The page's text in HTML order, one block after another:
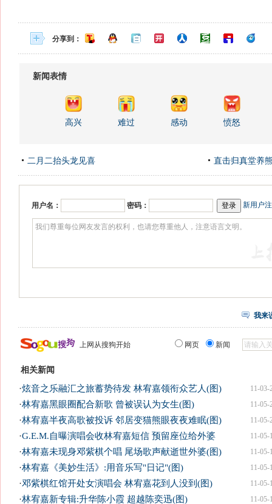
分享到：
新闻表情
高兴 难过 感动 愤怒
二月二抬头龙见喜 直击归真堂养
用户名： 密码： 新用户
我来
上网从搜狗开始 网页 新闻
相关新闻
11-03-
·炫音之乐融汇之旅蓄势待发 林宥嘉领衔众艺人(图)
11-05-
·林宥嘉黑眼圈配合新歌 曾被误认为女生(图)
11-05-
·林宥嘉半夜高歌被投诉 邻居变猫熊眼夜夜难眠(图)
11-05-
·G.E.M.自曝演唱会收林宥嘉短信 预留座位给外婆
11-05-
·林宥嘉未现身邓紫棋个唱 尾场歌声献逝世外婆(图)
11-05-
·林宥嘉《美妙生活》:用音乐写"日记"(图)
11-05-
·邓紫棋红馆开处女演唱会 林宥嘉花到人没到(图)
11-05-
·林宥嘉新专辑:升华陈小霞 超越陈奕迅(图)